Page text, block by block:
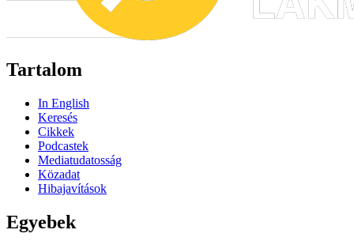
Tartalom
In English
Keresés
Cikkek
Podcastek
Mediatudatosság
Közadat
Hibajavítások
Egyebek